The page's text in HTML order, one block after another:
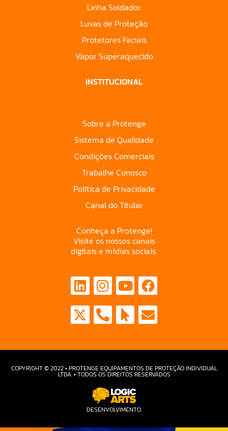
Linha Soldador
Luvas de Proteção
Protetores Faciais
Vapor Superaquecido
INSTITUCIONAL
Sobre a Protenge
Sistema de Qualidade
Condições Comerciais
Trabalhe Conosco
Política de Privacidade
Canal do Titular
Conheça a Protenge!
Visite os nossos canais
digitais e mídias sociais.
COPYRIGHT © 2022 • PROTENGE EQUIPAMENTOS DE PROTEÇÃO INDIVIDUAL
LTDA. • TODOS OS DIREITOS RESERVADOS
DESENVOLVIMENTO: